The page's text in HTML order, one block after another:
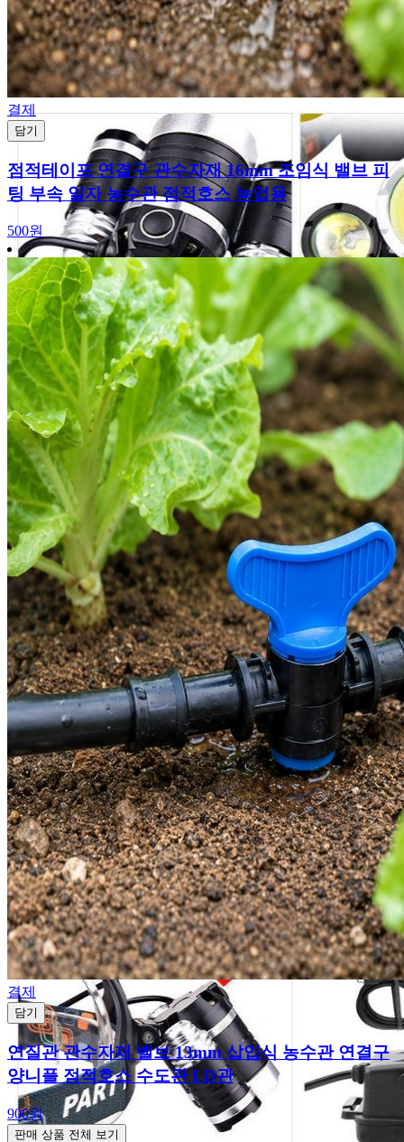
결제
담기
점적테이프 연결구 관수자재 16mm 조임식 밸브 피
팅 부속 일자 농수관 점적호스 농업용
500원
결제
담기
연질관 관수자재 밸브 13mm 삽입식 농수관 연결구
양니플 점적호스 수도관 LD관
900원
판매 상품 전체 보기